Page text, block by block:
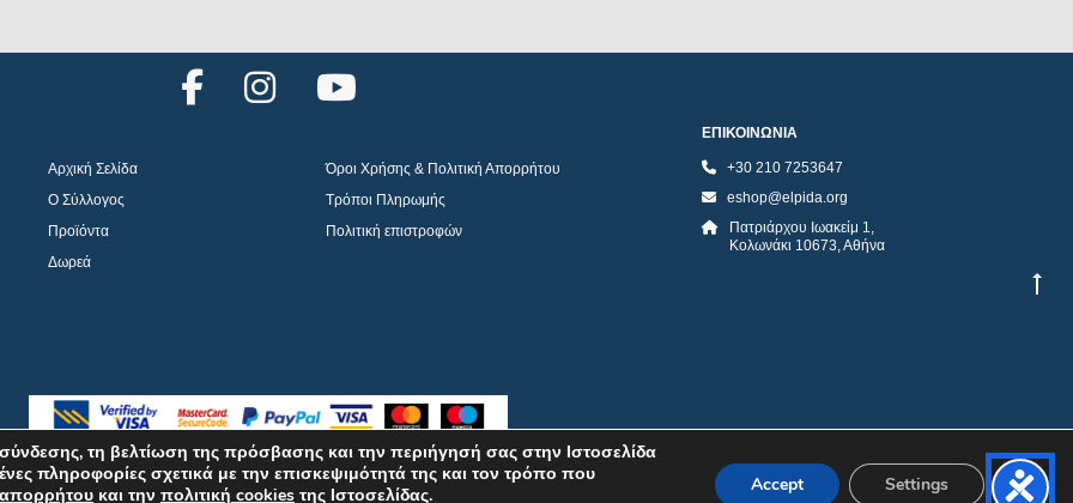
F
I
u
t
u
Αρχική Σελίδα
Ο Σύλλογος
Προϊόντα
Δωρεά
Όροι Χρήσης & Πολιτική Απορρήτου
Τρόποι Πληρωμής
Πολιτική επιστροφών
ΕΠΙΚΟΙΝΩΝΙΑ
+30 210 7253647
eshop@elpida.org
Πατριάρχου Ιωακείμ 1,
Κολωνάκι 10673, Αθήνα
©2026 ELPIDA Association. All rights reserved. Powered by super POP
τη βελτίωση της πρόσβασης και την περιήγησή σας στην Ιστοσελίδα
πληροφορίες σχετικά με την επισκεψιμότητά της και τον τρόπο που
απορρήτου και την πολιτική cookies της Ιστοσελίδας. Accept Settings